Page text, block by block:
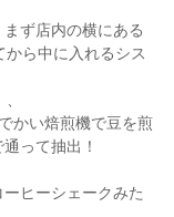
ず店内の横にある
ら中に入れるシス
かい焙煎機で豆を煎
って抽出！
ヒーシェークみた